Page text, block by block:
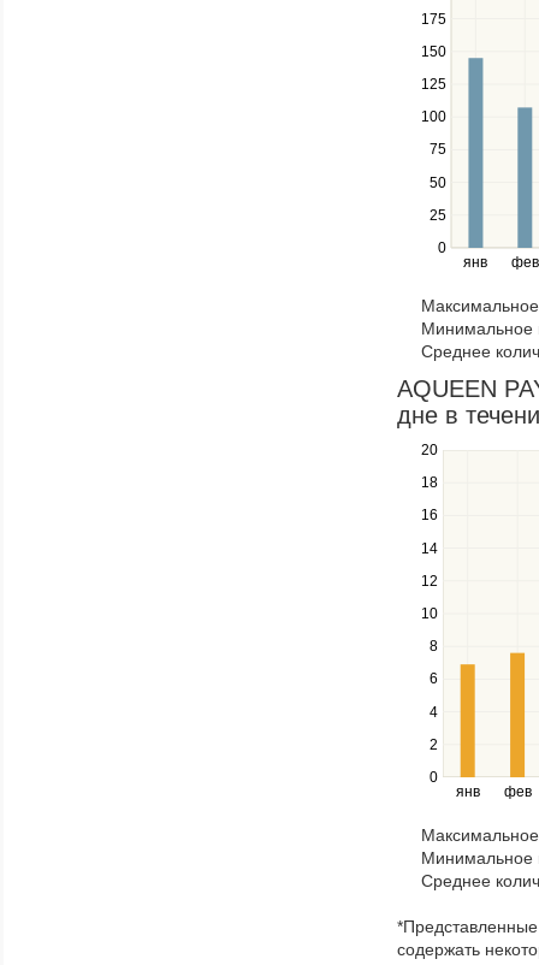
янв фев
0
25
50
75
100
125
150
175
down
to
navigate
series.
Use
the
and
right
navigate
through
items
in
a
series.
Минимальное
Среднее
AQUEEN
дне в
янв фев
0
2
4
6
8
10
12
14
16
18
20
Use
the
and
down
to
navigate
series.
Use
the
and
right
navigate
through
items
a
series.
Минимальное
Среднее
содержать